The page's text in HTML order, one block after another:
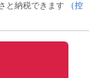
と納税できます
（控